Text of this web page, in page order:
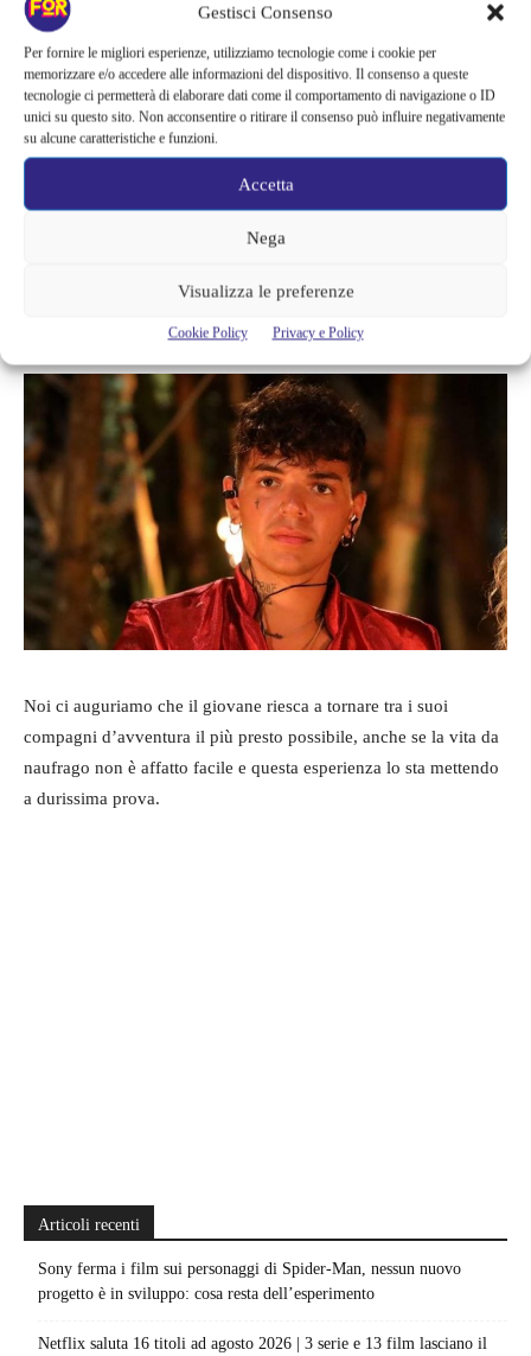
Gestisci Consenso
Per fornire le migliori esperienze, utilizziamo tecnologie come i cookie per
memorizzare e/o accedere alle informazioni del dispositivo. Il consenso a queste
tecnologie ci permetterà di elaborare dati come il comportamento di navigazione o ID
unici su questo sito. Non acconsentire o ritirare il consenso può influire negativamente
su alcune caratteristiche e funzioni.
Accetta
Nega
Visualizza le preferenze
Cookie Policy Privacy e Policy
Ovviamente non è nulla di grave, infatti, il suo ritorno è stato
previsto in Palapa da venerdì 13 maggio. La suasparizione
improvvisaaveva allarmato numerosi telespettatori, ma
fortunatamente la comunicazione di Alvin ha tranquillizzato il
pubblico a casa.
Nei giorni scorsi diversi utenti sul web si erano lamentati della
poca attenzione su Blind da parte degli autori, infatti, su Twitter
talmente importante per gli autori da non fare passare neanche
la scritta sotto dicendo che in infermeria come per gli altri”.
Noi ci auguriamo che il giovane riesca a tornare tra i suoi
compagni d’avventura il più presto possibile, anche se la vita da
naufrago non è affatto facile e questa esperienza lo sta mettendo
a durissima prova.
Articoli recenti
Sony ferma i film sui personaggi di Spider-Man, nessun nuovo
progetto è in sviluppo: cosa resta dell’esperimento
Netflix saluta 16 titoli ad agosto 2026 | 3 serie e 13 film lasciano il